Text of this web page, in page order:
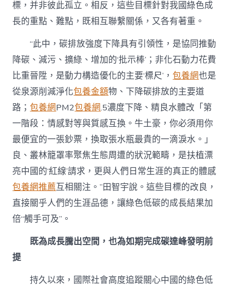
標，并非彼此孤立。相反，這些目標針對我國綠色成
長的重點、難點，既相互聯繫關係，又各有著重。
“此中，碳排放強度下降具有引領性，是協同推動
降碳、減污、擴綠、增加的‘批示棒’；非化石動力花費
比重晉陞，是動力構造優化的主要‘標尺’，包養網也是
從泉源削減淨化包養金額物、下降碳排放的主要道
路；包養網PM2包養網.5濃度下降、精良水體改「第
一階段：情感對等與質感互換。牛土豪，你必須用你
最便宜的一張鈔票，換取張水瓶最貴的一滴淚水。」
良、叢林籠罩率聚焦生態周遭的狀況範疇，是扶植漂
亮中國的‘紅線’請求，更與人們日常生涯的真正的體感
包養網推薦互相關注。”田智宇說。這些目標的改良，
直接關乎人們的生涯品德，讓綠色低碳的成長結果加
倍“觸手可及”。
既為成長騰出空間，也為如期完成碳達峰發明前
提
持久以來，國際社會高度追蹤關心中國的綠色低